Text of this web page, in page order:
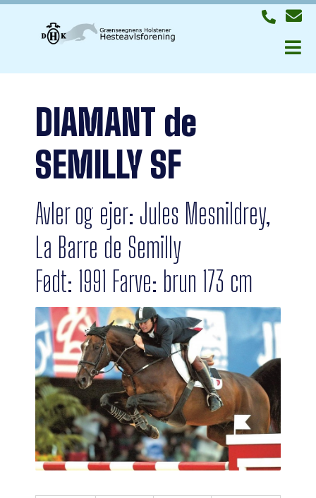
DIAMANT de
SEMILLY SF
Avler og ejer: Jules Mesnildrey,
La Barre de Semilly
Født: 1991 Farve: brun 173 cm